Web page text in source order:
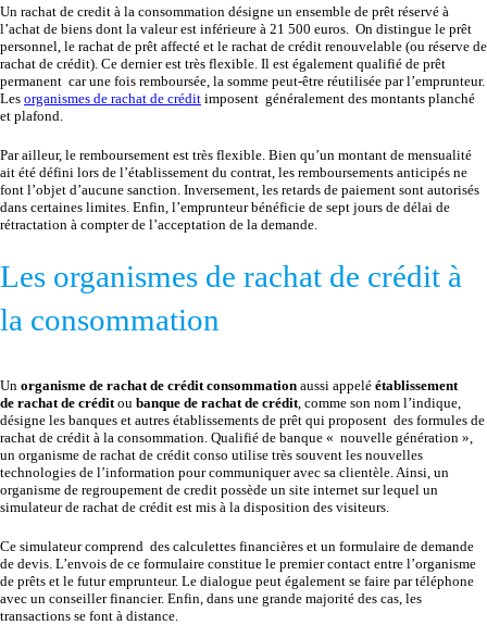
Un rachat de credit à la consommation désigne un ensemble de prêt réservé à
l’achat de biens dont la valeur est inférieure à 21 500 euros. On distingue le prêt
personnel, le rachat de prêt affecté et le rachat de crédit renouvelable (ou réserve de
rachat de crédit). Ce dernier est très flexible. Il est également qualifié de prêt
permanent car une fois remboursée, la somme peut-être réutilisée par l’emprunteur.
Les organismes de rachat de crédit imposent généralement des montants planché
et plafond.
Par ailleur, le remboursement est très flexible. Bien qu’un montant de mensualité
ait été défini lors de l’établissement du contrat, les remboursements anticipés ne
font l’objet d’aucune sanction. Inversement, les retards de paiement sont autorisés
dans certaines limites. Enfin, l’emprunteur bénéficie de sept jours de délai de
rétractation à compter de l’acceptation de la demande.
Les organismes de rachat de crédit à
la consommation
Un organisme de rachat de crédit consommation aussi appelé établissement
de rachat de créditou banque de rachat de crédit, comme son nom l’indique,
désigne les banques et autres établissements de prêt qui proposent des formules de
rachat de crédit à la consommation. Qualifié de banque « nouvelle génération »,
un organisme de rachat de crédit conso utilise très souvent les nouvelles
technologies de l’information pour communiquer avec sa clientèle. Ainsi, un
organisme de regroupement de credit possède un site internet sur lequel un
simulateur de rachat de crédit est mis à la disposition des visiteurs.
Ce simulateur comprend des calculettes financières et un formulaire de demande
de devis. L’envois de ce formulaire constitue le premier contact entre l’organisme
de prêts et le futur emprunteur. Le dialogue peut également se faire par téléphone
avec un conseiller financier. Enfin, dans une grande majorité des cas, les
transactions se font à distance.